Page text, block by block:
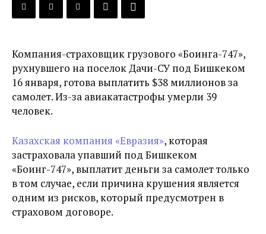
Компания-страховщик грузового «Боинга-747»,
рухнувшего на поселок Дачи-СУ под Бишкеком
16 января, готова выплатить $38 миллионов за
самолет. Из-за авиакатастрофы умерли 39
человек.
Казахская компания «Евразия», которая
застраховала упавший под Бишкеком
«Боинг-747», выплатит деньги за самолет только
в том случае, если причина крушения является
одним из рисков, который предусмотрен в
страховом договоре.